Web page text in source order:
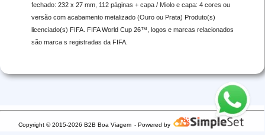
fechado: 232 x 27 mm, 112 páginas + capa / Miolo e capa: 4 cores ou
versão com acabamento metalizado (Ouro ou Prata) Produto(s)
licenciado(s) FIFA. FIFA World Cup 26™, logos e marcas relacionados
são marca s registradas da FIFA.
Copyright © 2015-2026 B2B Boa Viagem - Powered by